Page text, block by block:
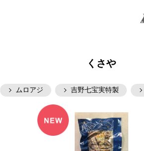
くさや
ムロアジ 吉野七宝実特製